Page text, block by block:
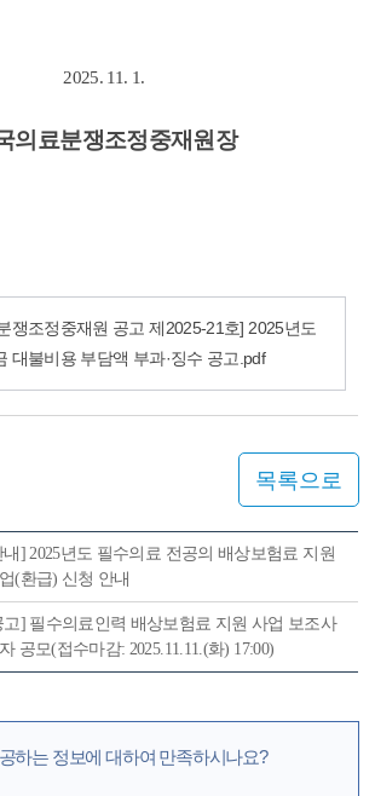
2025. 11. 1.
의료분쟁조정중재원장
쟁조정중재원 공고 제2025-21호] 2025년도
대불비용 부담액 부과·징수 공고.pdf
목록으로
내] 2025년도 필수의료 전공의 배상보험료 지원
(환급) 신청 안내
고] 필수의료인력 배상보험료 지원 사업 보조사
공모(접수마감: 2025.11.11.(화) 17:00)
하는 정보에 대하여 만족하시나요?